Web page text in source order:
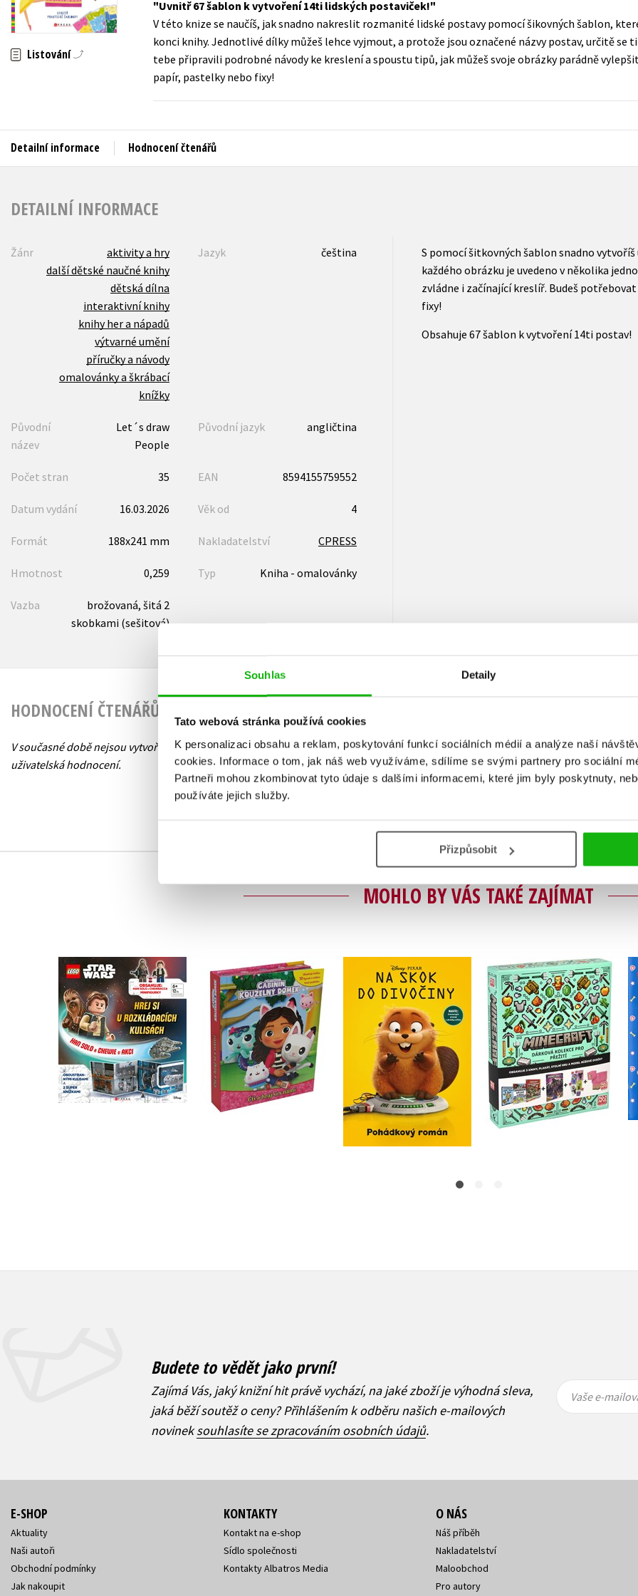
Souhlas Detaily
Tato webová stránka používá cookies
K personalizaci obsahu a reklam, poskytování funkcí sociálních médií a analýze naší
cookies. Informace o tom, jak náš web využíváme, sdílíme se svými partnery pro sociální
Partneři mohou zkombinovat tyto údaje s dalšími informacemi, které jim byly poskytnuty,
používáte jejich služby.
Přizpůsobit
Auto - moto
Beletrie pro děti
Beletrie pro dospělé
Jazyky
Kalendáře
Kariéra a osobní rozvoj
Populárně - naučná pro dospělé
Populárně - naučné pro děti
Předškoláci
Young adult (SK)
Zahraniční literatura
Listování
Uvnitř 67 šablon k vytvoření 14ti lidských postaviček!
V této knize se naučíš, jak snadno nakreslit rozmanité lidské postavy pomocí šikovných šablon,
konci knihy. Jednotlivé dílky můžeš lehce vyjmout, a protože jsou označené názvy postav, určitě se
tebe připravili podrobné návody ke kreslení a spoustu tipů, jak můžeš svoje obrázky parádně
papír, pastelky nebo fixy!
Detailní informace Hodnocení čtenářů
DETAILNÍ INFORMACE
Žánr
aktivity a hry
další dětské naučné knihy
dětská dílna
interaktivní knihy
knihy her a nápadů
výtvarné umění
příručky a návody
omalovánky a škrábací
knížky
Jazyk čeština
Původní
název
Let´s draw
People
Původní jazyk angličtina
Počet stran 35 EAN 8594155759552
Datum vydání 16.03.2026 Věk od 4
Formát 188x241 mm Nakladatelství CPRESS
Hmotnost 0,259 Typ Kniha - omalovánky
Vazba
brožovaná, šitá 2
skobkami (sešitová)
S pomocí šitkovných šablon snadno
každého obrázku je uvedeno v několika
zvládne i začínající kreslíř. Budeš
fixy!
Obsahuje 67 šablon k vytvoření 14ti postav!
HODNOCENÍ ČTENÁŘŮ
V současné době nejsou vytvořena žádná
uživatelská hodnocení.
Vaše hodnocení
Uživatelskou recenzi mohou vkládat pouze registrovaní
MOHLO BY VÁS TAKÉ ZAJÍMAT
LEGO® Star Wars™
Han Solo a Chewie v
akci
Kolektiv
Do košíku
Gábinin kouzelný
domek - Čti a hraj si s
námi
Kolektiv
Na skok do divočiny -
Pohádkový román
Kolektiv
Do košíku
269 Kč
215 Kč
Minecraft - Dárková
kolekce pro přežití
Kolektiv
Do košíku
479 Kč
Budete to vědět jako první!
Zajímá Vás, jaký knižní hit právě vychází, na jaké zboží je výhodná sleva,
jaká běží soutěž o ceny? Přihlášením k odběru našich e-mailových
novineksouhlasíte se zpracováním osobních údajů.
mailová
mailová
Vaše e-
E-SHOP
Aktuality
Naši autoři
Obchodní podmínky
Jak nakoupit
KONTAKTY
Kontakt na e-shop
Sídlo společnosti
Kontakty Albatros Media
O NÁS
Náš příběh
Nakladatelství
Maloobchod
Pro autory